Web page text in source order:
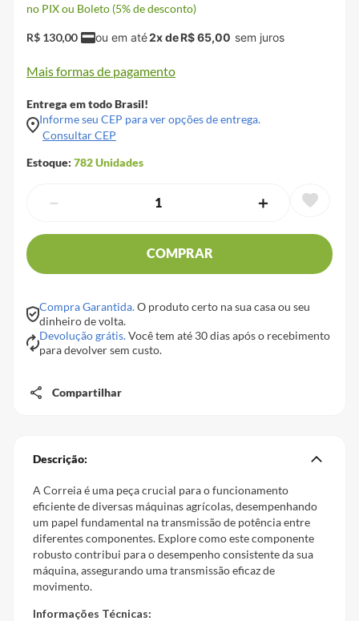
no PIX ou Boleto (5% de desconto)
R$ 130,00 2x deR$65,00
Mais formas de pagamento
Entrega em todo Brasil!
Informe seu CEP para ver opções de entrega.
Consultar CEP
Estoque: 782Unidades
＋
－
COMPRAR
Compra Garantida.O produto certo na sua casa ou seu
dinheiro de volta.
Devolução grátis.Você tem até 30 dias após o recebimento
para devolver sem custo.
Compartilhar
Descrição:
A Correia é uma peça crucial para o funcionamento
eficiente de diversas máquinas agrícolas, desempenhando
um papel fundamental na transmissão de potência entre
diferentes componentes. Explore como este componente
robusto contribui para o desempenho consistente da sua
máquina, assegurando uma transmissão eficaz de
movimento.
Informações Técnicas: